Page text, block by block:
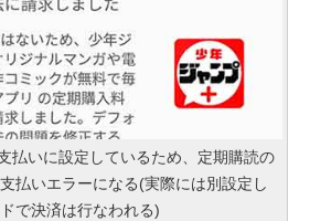
払いに設定しているため、定期購読の
払いエラーになる(実際には別設定し
で決済は行なわれる)